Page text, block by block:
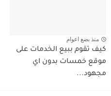
منذ بضع اعوام
كيف تقوم ببيع الخدمات على
موقع خمسات بدون اي
مجهود...